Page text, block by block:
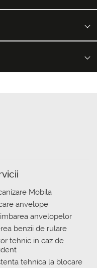
Mobila
anvelope
anvelopelor
benzii de rulare
tehnic in caz de
tehnica la blocare